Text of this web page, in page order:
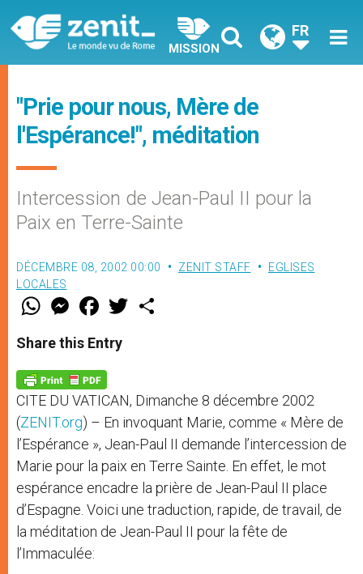
MISSION
FR
"Prie pour nous, Mère de
l'Espérance!", méditation
Intercession de Jean-Paul II pour la
Paix en Terre-Sainte
DÉCEMBRE 08, 2002 00:00 ZENIT STAFF
EGLISES
LOCALES
W
t
s
p
p
M
e
s
e
g
e
r
F
a
e
b
o
k
w
Share this Entry
CITE DU VATICAN, Dimanche 8 décembre 2002
(ZENIT.org) – En invoquant Marie, comme « Mère de
l’Espérance », Jean-Paul II demande l’intercession de
Marie pour la paix en Terre Sainte. En effet, le mot
espérance encadre la prière de Jean-Paul II place
d’Espagne. Voici une traduction, rapide, de travail, de
la méditation de Jean-Paul II pour la fête de
l’Immaculée: